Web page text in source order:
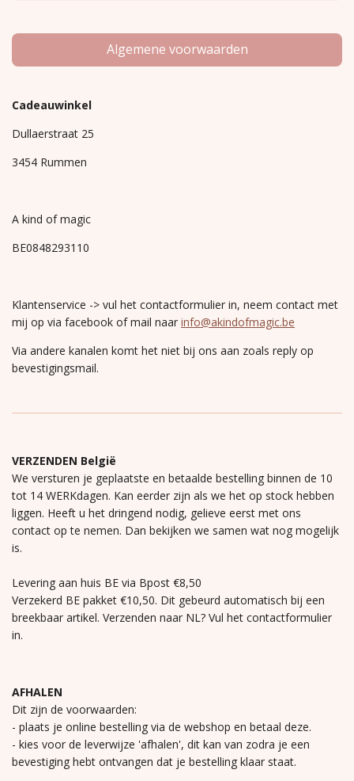
Algemene voorwaarden
Cadeauwinkel
Dullaerstraat 25
3454 Rummen
A kind of magic
BE0848293110
Klantenservice -> vul het contactformulier in, neem contact met
mij op via facebook of mail naar info@akindofmagic.be
Via andere kanalen komt het niet bij ons aan zoals reply op
bevestigingsmail.
VERZENDEN België
We versturen je geplaatste en betaalde bestelling binnen de 10
tot 14 WERKdagen. Kan eerder zijn als we het op stock hebben
liggen. Heeft u het dringend nodig, gelieve eerst met ons
contact op te nemen. Dan bekijken we samen wat nog mogelijk
is.
Levering aan huis BE via Bpost €8,50
Verzekerd BE pakket €10,50. Dit gebeurd automatisch bij een
breekbaar artikel. Verzenden naar NL? Vul het contactformulier
in.
AFHALEN
Dit zijn de voorwaarden:
- plaats je online bestelling via de webshop en betaal deze.
- kies voor de leverwijze 'afhalen', dit kan van zodra je een
bevestiging hebt ontvangen dat je bestelling klaar staat.